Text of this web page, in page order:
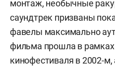
монтаж, необычные
саундтрек призваны
фавелы максимально
фильма прошла в рамках
кинофестиваля в 2002-м,